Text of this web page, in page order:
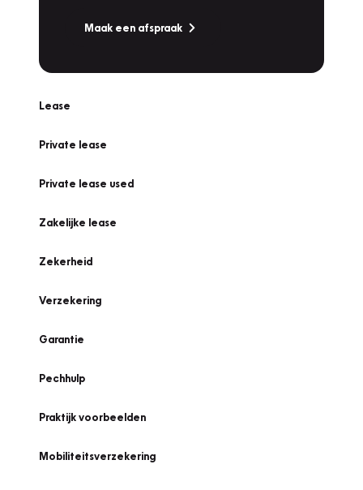
Maak een afspraak
Lease
Private lease
Private lease used
Zakelijke lease
Zekerheid
Verzekering
Garantie
Pechhulp
Praktijk voorbeelden
Mobiliteitsverzekering